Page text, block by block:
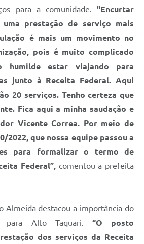
para a comunidade.
"Encurtar
prestação de serviço mais
é mais um movimento no
pois é muito complicado
humilde estar viajando para
junto à Receita Federal. Aqui
20 serviços. Tenho certeza que
Fica aqui a minha saudação e
Vicente Correa. Por meio de
2022, que nossa equipe passou a
para formalizar o termo de
Federal”, comentou a prefeita
Almeida destacou a importância do
para Alto Taquari. “O posto
dos serviços da Receita